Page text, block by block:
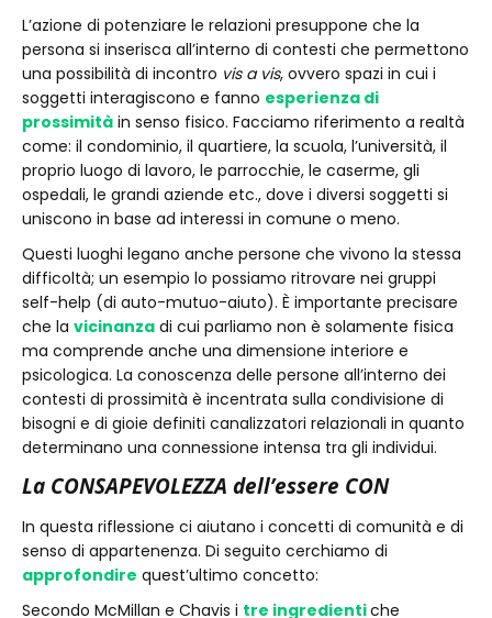
L’azione di potenziare le relazioni presuppone che la
persona si inserisca all’interno di contesti che permettono
una possibilità di incontro vis a vis, ovvero spazi in cui i
soggetti interagiscono e fanno esperienza di
prossimità in senso fisico. Facciamo riferimento a realtà
come: il condominio, il quartiere, la scuola, l’università, il
proprio luogo di lavoro, le parrocchie, le caserme, gli
ospedali, le grandi aziende etc., dove i diversi soggetti si
uniscono in base ad interessi in comune o meno.
Questi luoghi legano anche persone che vivono la stessa
difficoltà; un esempio lo possiamo ritrovare nei gruppi
self-help (di auto-mutuo-aiuto). È importante precisare
che la vicinanza di cui parliamo non è solamente fisica
ma comprende anche una dimensione interiore e
psicologica. La conoscenza delle persone all’interno dei
contesti di prossimità è incentrata sulla condivisione di
bisogni e di gioie definiti canalizzatori relazionali in quanto
determinano una connessione intensa tra gli individui.
La CONSAPEVOLEZZA dell’essere CON
In questa riflessione ci aiutano i concetti di comunità e di
senso di appartenenza. Di seguito cerchiamo di
approfondire quest’ultimo concetto:
Secondo McMillan e Chavis i tre ingredientiche